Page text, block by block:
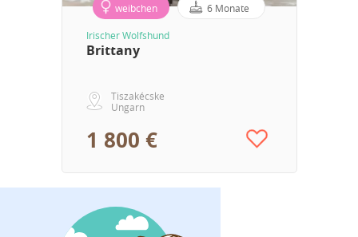
weibchen 6 Monate
Irischer Wolfshund
Brittany
Tiszakécske
Ungarn
1 800 €